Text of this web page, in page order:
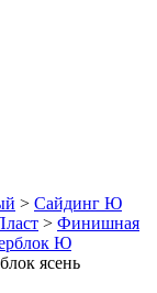
> Сайдинг Ю
> Финишная
Ю
ясень